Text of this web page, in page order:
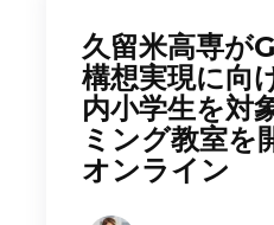
久留米高専が
構想実現に向
内小学生を対
ミング教室を
オンライン